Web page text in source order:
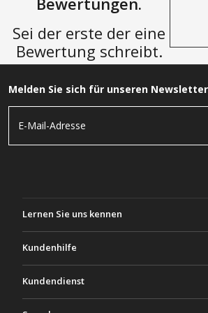
Sei der erste der eine
Bewertung schreibt.
Melden Sie sich für unseren
Lernen Sie uns kennen
Geschäftsbedingungen
Kundenhilfe
Kundendienst